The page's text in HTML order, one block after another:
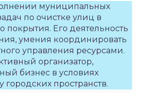
муниципальных
по очистке улиц в
Его деятельность
умения координировать
управления ресурсами.
организатор,
бизнес в условиях
городских пространств.